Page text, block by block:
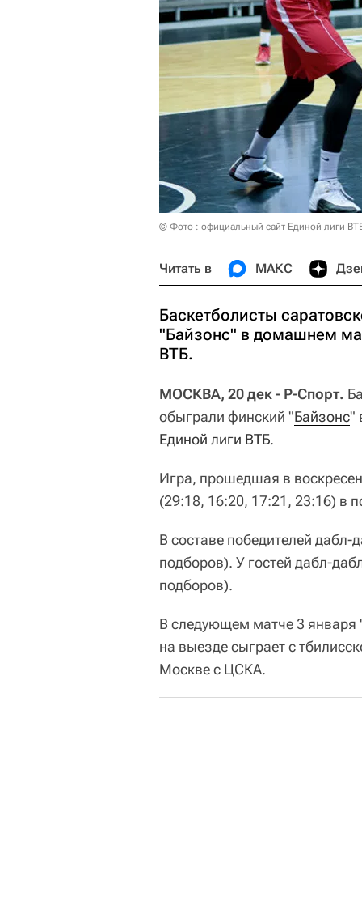
© Фото : официальный сайт Единой лиги
Читать в МАКС
Баскетболисты
"Байзонс" в домашнем
ВТБ.
МОСКВА, 20 дек - Р-Спорт.
обыграли финский "Байзонс"
Единой лиги ВТБ.
Игра, прошедшая в
(29:18, 16:20, 17:21, 23:16) в
В составе победителей дабл-
подборов). У гостей дабл-
подборов).
В следующем матче 3 января
на выезде сыграет с
Москве с ЦСКА.